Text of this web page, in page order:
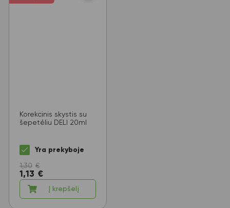
Korekcinis skystis su
šepetėliu DELI 20ml
Yra prekyboje
1,30 €
1,13 €
Į krepšelį